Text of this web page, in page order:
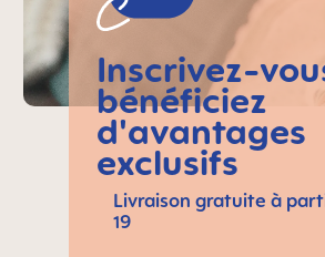
Inscrivez-
bénéficiez
d'avantages
exclusifs
Livraison gratuite à
19